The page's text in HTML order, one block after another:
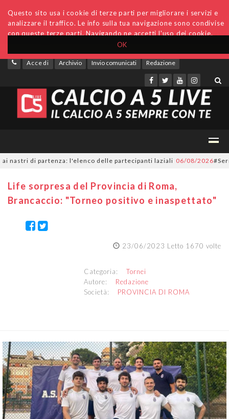
OK
Questo sito usa i cookie di terze parti per migliorare i servizi e
analizzare il traffico. Le info sulla tua navigazione sono condivise
con queste terze parti. Navigando ne accetti l'uso dei cookie.
Accedi Archivio Invio comunicati Redazione
di partenza: l'elenco delle partecipanti laziali 06/08/2026
Life sorpresa del Provincia di Roma,
Brancaccio: "Torneo positivo e inaspettato"
23/06/2023 Letto 1670 volte
Categoria:Tornei
Autore: Redazione
Società: PROVINCIA DI ROMA